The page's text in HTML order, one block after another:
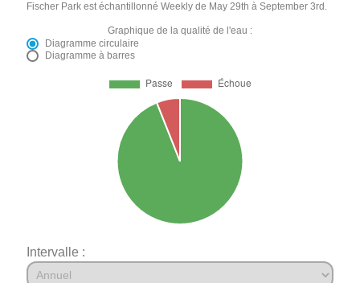
Fischer Park est échantillonné Weekly de May 29th à September 3rd.
Graphique de la qualité de l'eau :
Diagramme circulaire
Diagramme à barres
Intervalle :